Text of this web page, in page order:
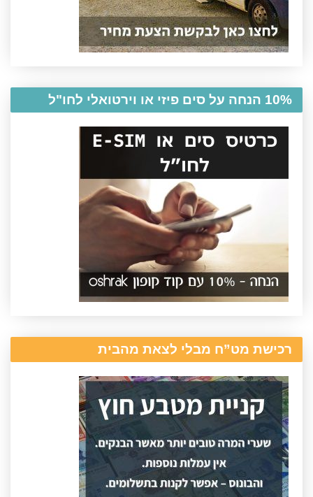
10% הנחה על סים פיזי או וירטואלי לחו"ל
רכישת מט”ח מבלי לצאת מהבית